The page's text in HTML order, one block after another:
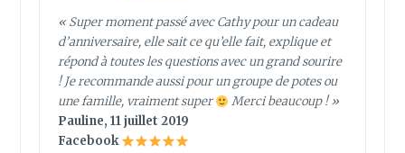
« Super moment passé avec Cathy pour un cadeau
d’anniversaire, elle sait ce qu’elle fait, explique et
répond à toutes les questions avec un grand sourire
! Je recommande aussi pour un groupe de potes ou
une famille, vraiment super
Merci beaucoup ! »
Pauline, 11 juillet 2019
Facebook